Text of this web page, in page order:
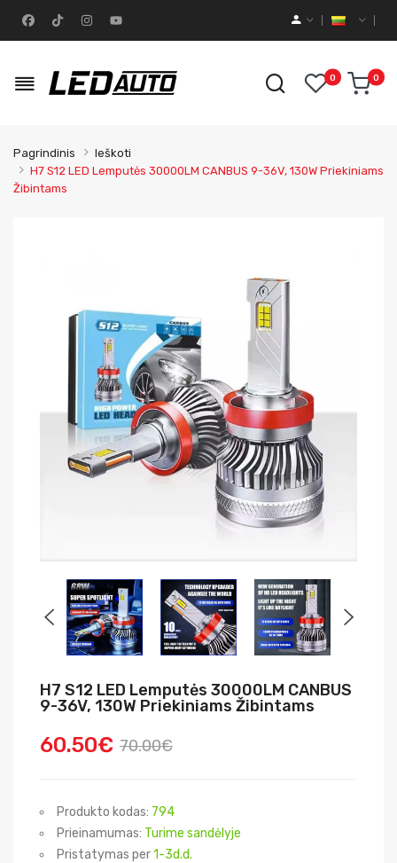
0 0
Pagrindinis
Ieškoti
H7 S12 LED Lemputės 30000LM CANBUS 9-36V, 130W Priekiniams
Žibintams
H7 S12 LED Lemputės 30000LM CANBUS
9-36V, 130W Priekiniams Žibintams
60.50€ 70.00€
Produkto kodas: 794
Prieinamumas: Turime sandėlyje
Pristatymas per1-3d.d.